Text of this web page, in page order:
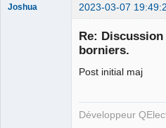
Joshua 2023-03-07
Re:
borniers.
Post initial maj
Développeur